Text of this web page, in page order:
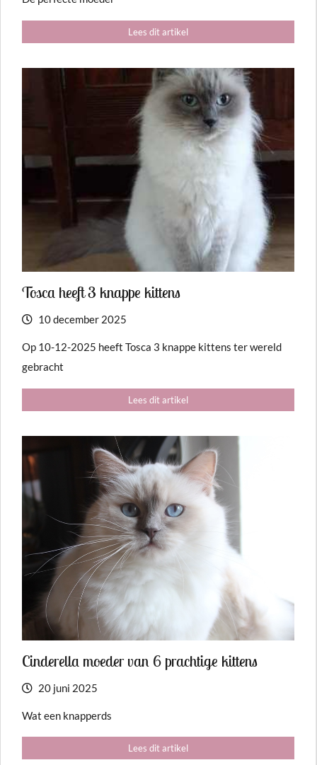
Lees dit artikel
Tosca heeft 3 knappe kittens
10 december 2025
Op 10-12-2025 heeft Tosca 3 knappe kittens ter wereld
gebracht
Lees dit artikel
Cinderella moeder van 6 prachtige kittens
20 juni 2025
Wat een knapperds
Lees dit artikel